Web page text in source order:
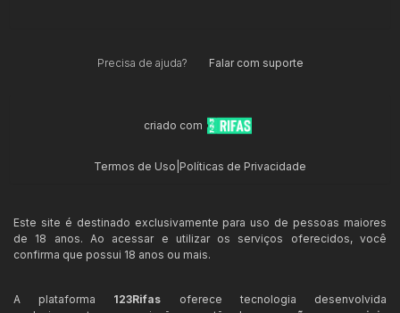
Precisa de ajuda? Falar com suporte
criado com
Termos de Uso Políticas de Privacidade
Este site é destinado exclusivamente para uso de pessoas maiores
de 18 anos. Ao acessar e utilizar os serviços oferecidos, você
confirma que possui 18 anos ou mais.
A plataforma 123Rifas oferece tecnologia desenvolvida